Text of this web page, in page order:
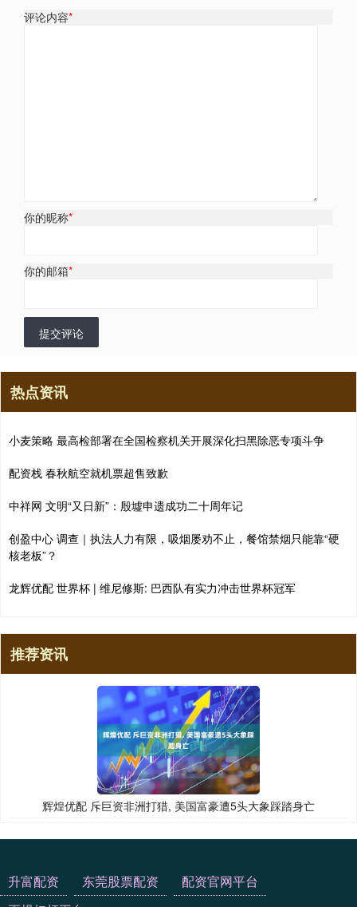
评论内容*
你的昵称*
你的邮箱*
提交评论
热点资讯
小麦策略 最高检部署在全国检察机关开展深化扫黑除恶专项斗争
配资栈 春秋航空就机票超售致歉
中祥网 文明“又日新”：殷墟申遗成功二十周年记
创盈中心 调查｜执法人力有限，吸烟屡劝不止，餐馆禁烟只能靠“硬
核老板”？
龙辉优配 世界杯 | 维尼修斯: 巴西队有实力冲击世界杯冠军
推荐资讯
辉煌优配 斥巨资非洲打猎, 美国富豪遭5头大象踩踏身亡
升富配资 东莞股票配资
配资官网平台